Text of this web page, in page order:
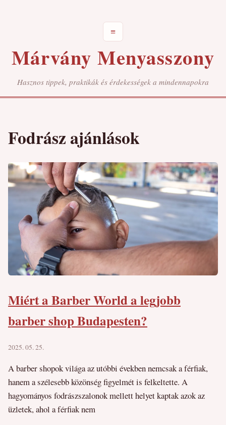
≡
Márvány Menyasszony
Hasznos tippek, praktikák és érdekességek a mindennapokra
Fodrász ajánlások
Miért a Barber World a legjobb
barber shop Budapesten?
2025. 05. 25.
A barber shopok világa az utóbbi években nemcsak a férfiak,
hanem a szélesebb közönség figyelmét is felkeltette. A
hagyományos fodrászszalonok mellett helyet kaptak azok az
üzletek, ahol a férfiak nem